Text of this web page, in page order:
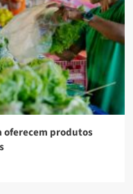
oferecem produtos